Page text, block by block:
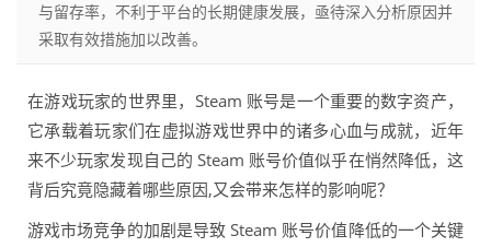
与留存率，不利于平台的长期健康发展，亟待深入分析原因并
采取有效措施加以改善。
在游戏玩家的世界里，Steam 账号是一个重要的数字资产，
它承载着玩家们在虚拟游戏世界中的诸多心血与成就，近年
来不少玩家发现自己的 Steam 账号价值似乎在悄然降低，这
背后究竟隐藏着哪些原因,又会带来怎样的影响呢？
游戏市场竞争的加剧是导致 Steam 账号价值降低的一个关键